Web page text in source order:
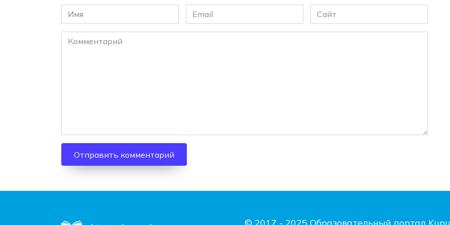
Имя
*
Email
*
Сайт
Комментарий